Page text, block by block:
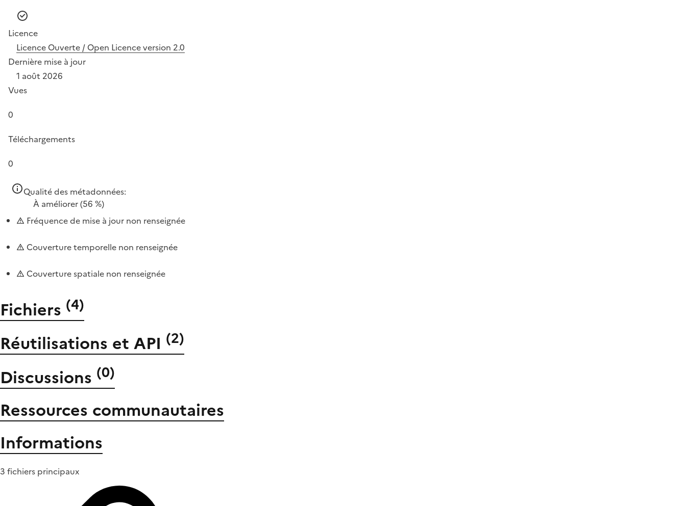
Licence
Licence Ouverte / Open Licence version 2.0
Dernière mise à jour
1 août 2026
Vues
0
Téléchargements
0
Qualité des métadonnées:
À améliorer(56 %)
Fréquence de mise à jour non renseignée
Couverture temporelle non renseignée
Couverture spatiale non renseignée
Fichiers (4)
Réutilisations et API (2)
Discussions (0)
Ressources communautaires
Informations
3 fichiers principaux